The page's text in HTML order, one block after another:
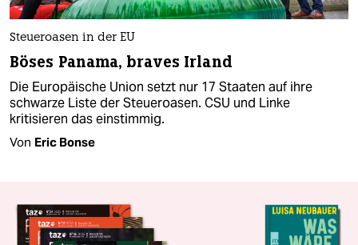
Steueroasen in der EU
Böses Panama, braves Irland
Die Europäische Union setzt nur 17 Staaten auf ihre
schwarze Liste der Steueroasen. CSU und Linke
kritisieren das einstimmig.
Von Eric Bonse